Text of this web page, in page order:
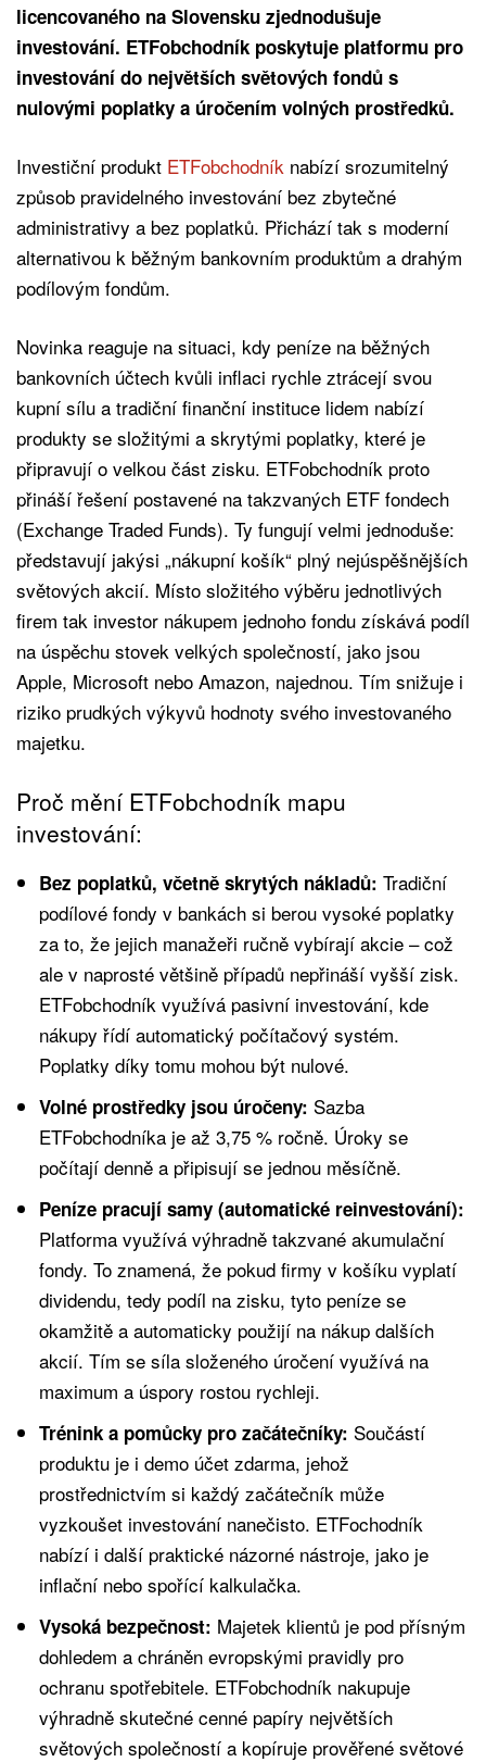
licencovaného na Slovensku zjednodušuje
investování. ETFobchodník poskytuje platformu pro
investování do největších světových fondů s
nulovými poplatky a úročením volných prostředků.
Investiční produkt ETFobchodník nabízí srozumitelný
způsob pravidelného investování bez zbytečné
administrativy a bez poplatků. Přichází tak s moderní
alternativou k běžným bankovním produktům a drahým
podílovým fondům.
Novinka reaguje na situaci, kdy peníze na běžných
bankovních účtech kvůli inflaci rychle ztrácejí svou
kupní sílu a tradiční finanční instituce lidem nabízí
produkty se složitými a skrytými poplatky, které je
připravují o velkou část zisku. ETFobchodník proto
přináší řešení postavené na takzvaných ETF fondech
(Exchange Traded Funds). Ty fungují velmi jednoduše:
představují jakýsi „nákupní košík“ plný nejúspěšnějších
světových akcií. Místo složitého výběru jednotlivých
firem tak investor nákupem jednoho fondu získává podíl
na úspěchu stovek velkých společností, jako jsou
Apple, Microsoft nebo Amazon, najednou. Tím snižuje i
riziko prudkých výkyvů hodnoty svého investovaného
majetku.
Proč mění ETFobchodník mapu
investování:
Bez poplatků, včetně skrytých nákladů: Tradiční
podílové fondy v bankách si berou vysoké poplatky
za to, že jejich manažeři ručně vybírají akcie – což
ale v naprosté většině případů nepřináší vyšší zisk.
ETFobchodník využívá pasivní investování, kde
nákupy řídí automatický počítačový systém.
Poplatky díky tomu mohou být nulové.
Volné prostředky jsou úročeny: Sazba
ETFobchodníka je až 3,75 % ročně. Úroky se
počítají denně a připisují se jednou měsíčně.
Peníze pracují samy (automatické reinvestování):
Platforma využívá výhradně takzvané akumulační
fondy. To znamená, že pokud firmy v košíku vyplatí
dividendu, tedy podíl na zisku, tyto peníze se
okamžitě a automaticky použijí na nákup dalších
akcií. Tím se síla složeného úročení využívá na
maximum a úspory rostou rychleji.
Trénink a pomůcky pro začátečníky: Součástí
produktu je i demo účet zdarma, jehož
prostřednictvím si každý začátečník může
vyzkoušet investování nanečisto. ETFochodník
nabízí i další praktické názorné nástroje, jako je
inflační nebo spořící kalkulačka.
Vysoká bezpečnost: Majetek klientů je pod přísným
dohledem a chráněn evropskými pravidly pro
ochranu spotřebitele. ETFobchodník nakupuje
výhradně skutečné cenné papíry největších
světových společností a kopíruje prověřené světové